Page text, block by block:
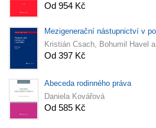
Od 954 Kč
Mezigenerační nástupnictví v
Kristián Csach, Bohumil Havel
Od 397 Kč
Abeceda rodinného práva
Daniela Kovářová
Od 585 Kč